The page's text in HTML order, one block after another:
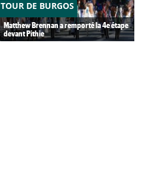
TOUR DE BURGOS
Matthew Brennan a remporté la 4e étape
devant Pithie